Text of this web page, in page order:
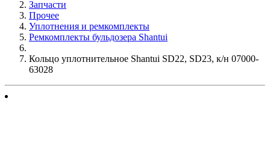
Запчасти
Прочее
Уплотнения и ремкомплекты
Ремкомплекты бульдозера Shantui
Кольцо уплотнительное Shantui SD22, SD23, к/н 07000-
63028